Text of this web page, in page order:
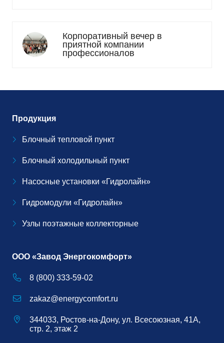
Корпоративный вечер в
приятной компании
профессионалов
Продукция
Блочный тепловой пункт
Блочный холодильный пункт
Насосные установки «Гидролайн»
Гидромодули «Гидролайн»
Узлы поэтажные коллекторные
ООО «Завод Энергокомфорт»
8 (800) 333-59-02
zakaz@energycomfort.ru
344033, Ростов-на-Дону, ул. Всесоюзная, 41А,
стр. 2, этаж 2